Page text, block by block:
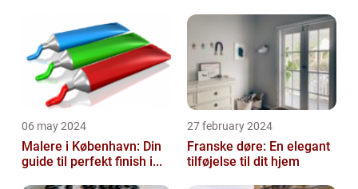
06 may 2024
Malere i København: Din
guide til perfekt finish i...
27 february 2024
Franske døre: En elegant
tilføjelse til dit hjem